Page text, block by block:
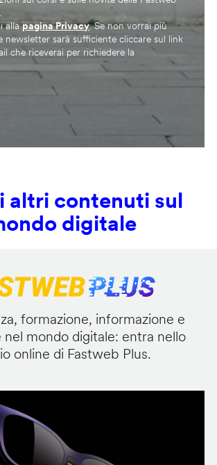
allapagina Privacy. Se non vorrai più
newsletter sarà sufficiente cliccare sul link
che riceverai per richiedere la
altri contenuti sul
digitale
formazione, informazione e
nel mondo digitale: entra nello
online di Fastweb Plus.